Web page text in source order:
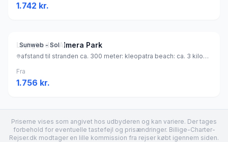
1.742 kr.
Sunweb - Sol
Lejligheder Almera Park
afstand til stranden ca. 300 meter: kleopatra beach: ca. 3 kilometer (sandstrand), Tyrkiet
Fra
1.756 kr.
Priserne vises som angivet hos udbyderen og kan variere. Der tages
forbehold for eventuelle tastefejl og prisændringer. Billige-Charter-
Rejser.dk modtager en lille kommission fra rejser købt igennem siden.